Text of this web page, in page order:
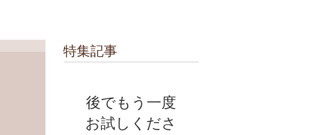
特集記事
後でもう一度
お試しくださ